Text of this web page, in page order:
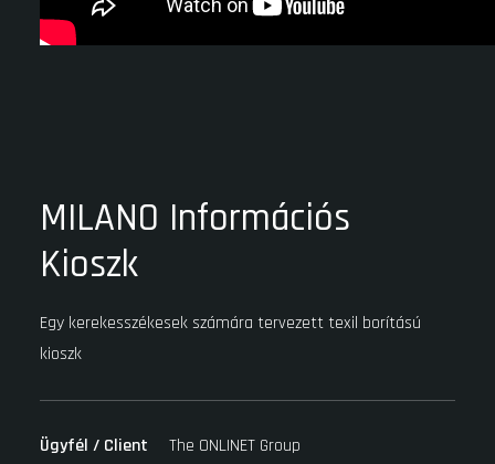
MILANO Információs
Kioszk
Egy kerekesszékesek számára tervezett texil borítású
kioszk
Ügyfél / Client
The ONLINET Group